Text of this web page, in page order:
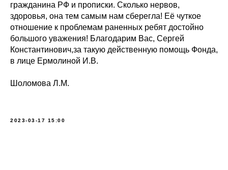
гражданина РФ и прописки. Сколько нервов,
здоровья, она тем самым нам сберегла! Её чуткое
отношение к проблемам раненных ребят достойно
большого уважения! Благодарим Вас, Сергей
Константинович,за такую действенную помощь Фонда,
в лице Ермолиной И.В.
Шоломова Л.М.
2023-03-17 15:00